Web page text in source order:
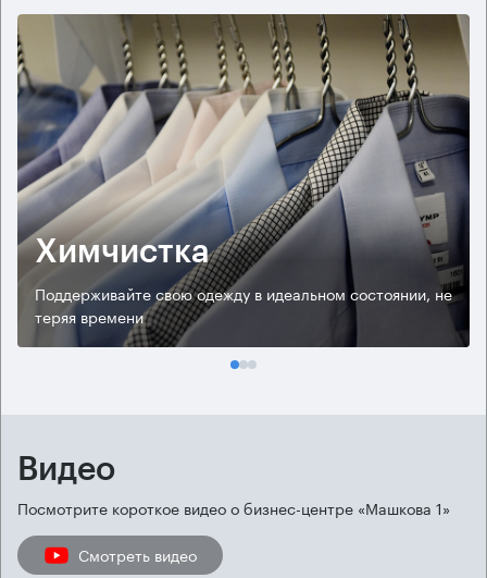
Химчистка
Поддерживайте свою одежду в идеальном состоянии, не
теряя времени
Видео
Посмотрите короткое видео о бизнес-центре «Машкова 1»
Смотреть видео